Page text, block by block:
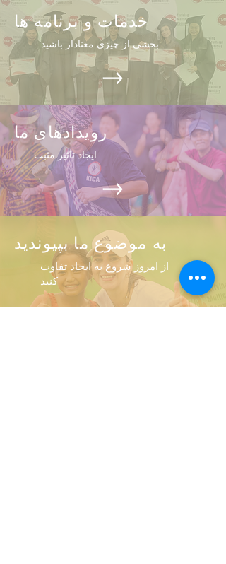
خدمات و برنامه ها
بخشی از چیزی معنادار باشید
رویدادهای ما
ایجاد تاثیر مثبت
به موضوع ما بپیوندید
از امروز شروع به ایجاد تفاوت
کنید